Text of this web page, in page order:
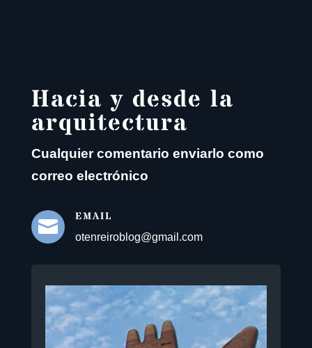
Hacia y desde la
arquitectura
Cualquier comentario enviarlo como
correo electrónico

EMAIL
otenreiroblog@gmail.com